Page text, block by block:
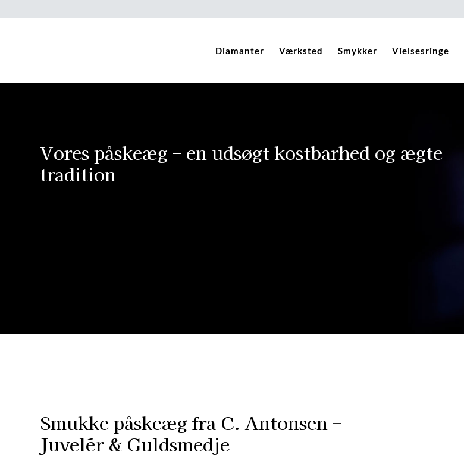
Diamanter Værksted Smykker Vielsesringe
Vores påskeæg – en udsøgt kostbarhed og ægte
tradition
Smukke påskeæg fra C. Antonsen –
Juvelér & Guldsmedje